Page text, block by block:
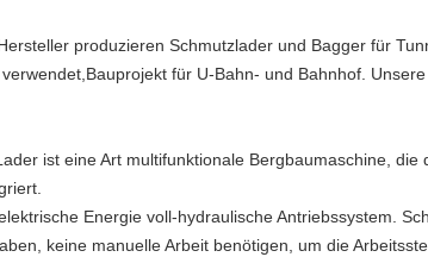
produzieren Schmutzlader und Bagger für
für U-Bahn- und Bahnhof.
ist eine Art multifunktionale Bergbaumaschine, die
Energie voll-hydraulische Antriebssystem.
keine manuelle Arbeit benötigen, um die